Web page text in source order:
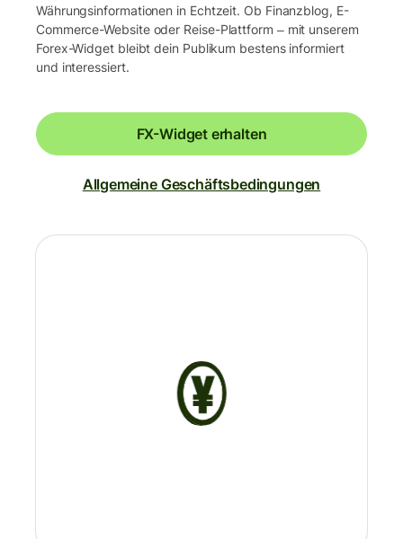
Währungsinformationen in Echtzeit. Ob Finanzblog, E-
Commerce-Website oder Reise-Plattform ‒ mit unserem
Forex-Widget bleibt dein Publikum bestens informiert
und interessiert.
FX-Widget erhalten
Allgemeine Geschäftsbedingungen